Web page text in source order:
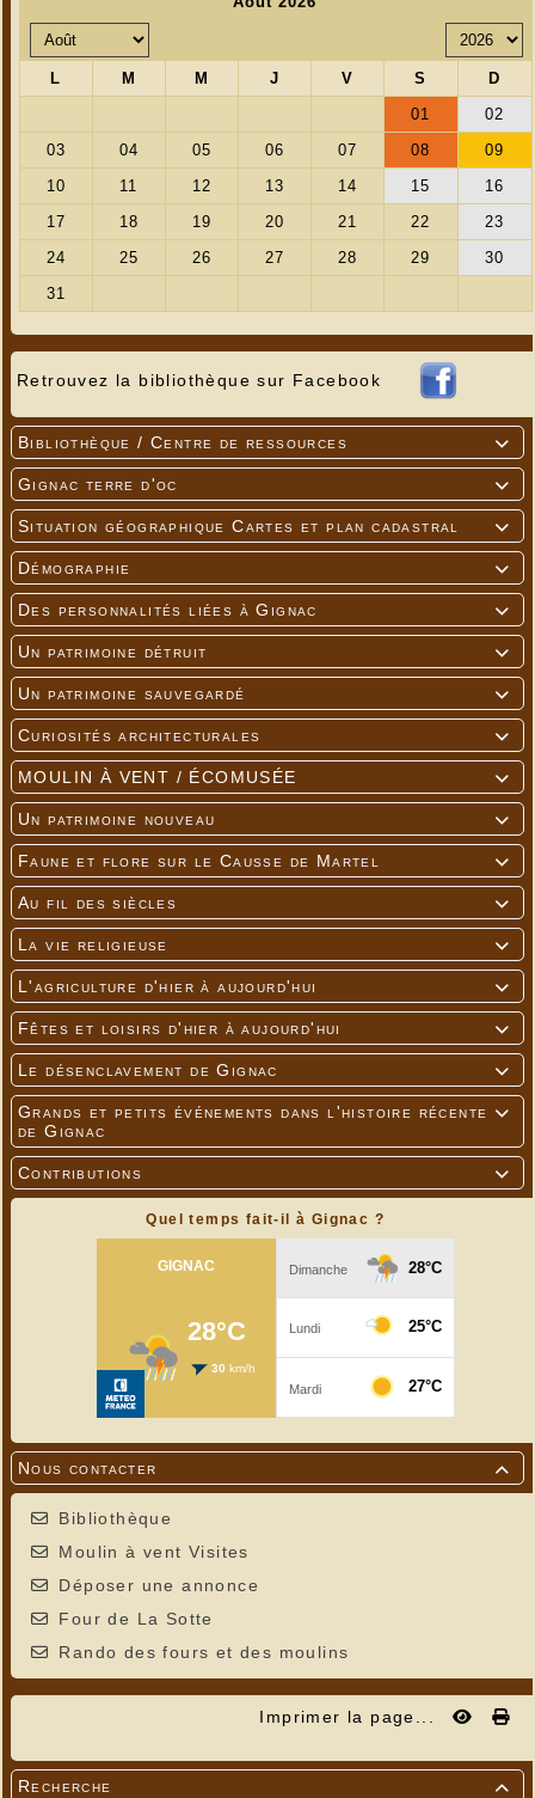
Retrouvez la bibliothèque sur Facebook

Bibliothèque / Centre de ressources

Gignac terre d'oc

Situation géographique Cartes et plan cadastral

Démographie

Des personnalités liées à Gignac

Un patrimoine détruit

Un patrimoine sauvegardé

Curiosités architecturales

MOULIN À VENT / ÉCOMUSÉE

Un patrimoine nouveau

Faune et flore sur le Causse de Martel

Au fil des siècles

La vie religieuse

L'agriculture d'hier à aujourd'hui

Fêtes et loisirs d'hier à aujourd'hui

Le désenclavement de Gignac

Grands et petits événements dans l'histoire récente
de Gignac

Contributions
Quel temps fait-il à Gignac ?

Nous contacter
Bibliothèque
Moulin à vent Visites
Déposer une annonce
Four de La Sotte
Rando des fours et des moulins
Imprimer la page...

Recherche